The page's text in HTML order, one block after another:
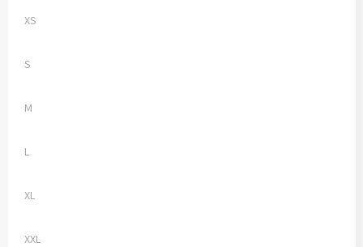
XS
S
M
L
XL
XXL